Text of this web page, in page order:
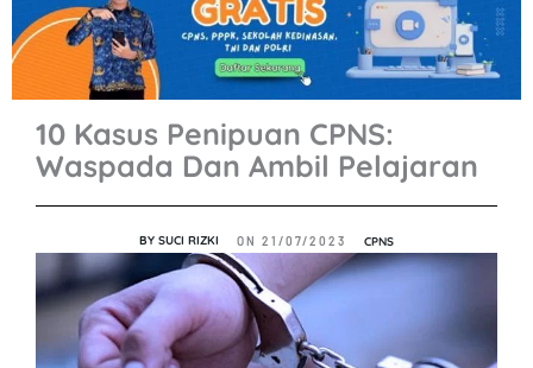
10 Kasus Penipuan CPNS:
Waspada Dan Ambil Pelajaran
BY SUCI RIZKI ON 21/07/2023 CPNS